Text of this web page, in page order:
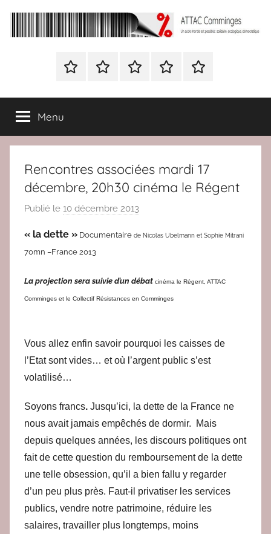
contenu
ATTAC
solidaire,
démocratique
Nous
BULLETIN
à
France
Nous
ATTAC
Signer
pétition
Menu
Rencontres associées mardi 17
décembre, 20h30 cinéma le Régent
Publié le 10 décembre 2013
r
d
a
« la dette » Documentaire de Nicolas Ubelmann et Sophie Mitrani
70mn –France 2013
La projection sera suivie d’un débat cinéma le Régent, ATTAC
Comminges et le Collectif Résistances en Comminges
Vous allez enfin savoir pourquoi les caisses de
l’Etat sont vides… et où l’argent public s’est
volatilisé…
Soyons francs. Jusqu’ici, la dette de la France ne
nous avait jamais empêchés de dormir. Mais
depuis quelques années, les discours politiques ont
fait de cette question du remboursement de la dette
une telle obsession, qu’il a bien fallu y regarder
d’un peu plus près. Faut-il privatiser les services
publics, vendre notre patrimoine, réduire les
salaires, travailler plus longtemps, moins